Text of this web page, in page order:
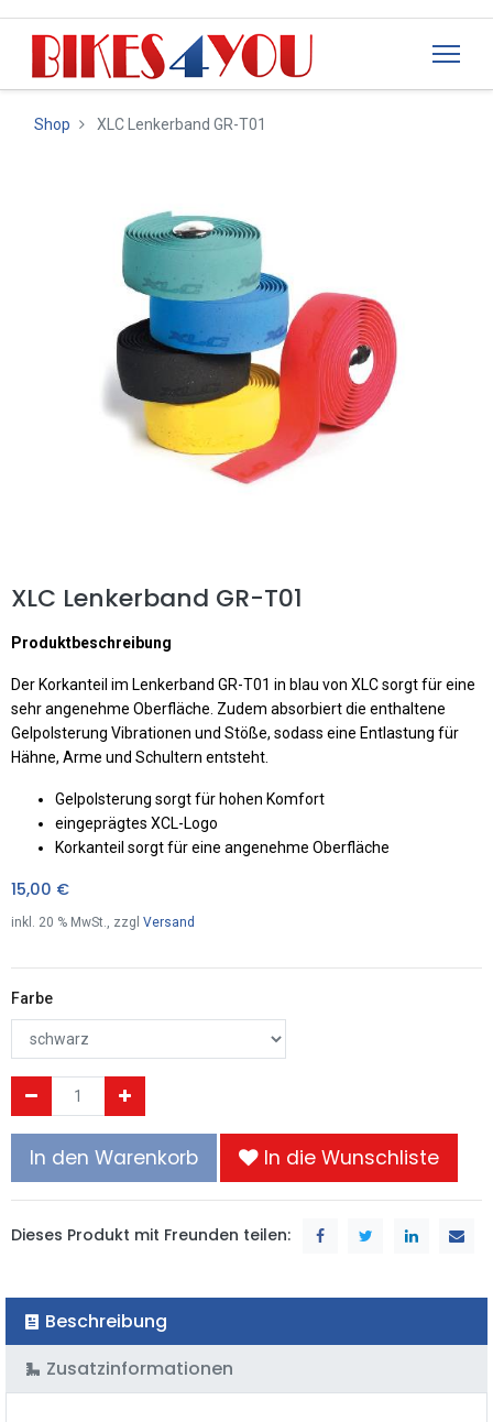
Shop XLC Lenkerband GR-T01
XLC Lenkerband GR-T01
Produktbeschreibung
Der Korkanteil im Lenkerband GR-T01 in blau von XLC sorgt für eine
sehr angenehme Oberfläche. Zudem absorbiert die enthaltene
Gelpolsterung Vibrationen und Stöße, sodass eine Entlastung für
Hähne, Arme und Schultern entsteht.
Gelpolsterung sorgt für hohen Komfort
eingeprägtes XCL-Logo
Korkanteil sorgt für eine angenehme Oberfläche
15,00 €
inkl. 20 % MwSt., zzgl Versand
Farbe
In den Warenkorb In die Wunschliste
Dieses Produkt mit Freunden teilen:
Beschreibung
Zusatzinformationen